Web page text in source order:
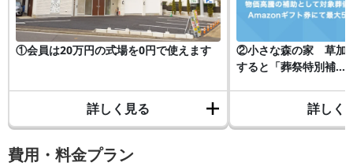
費用・料金プラン
①会員は20万円の式場を0円で使えます
詳しく見る
②小さな森の家 草加
すると「葬祭特別補...
詳しく